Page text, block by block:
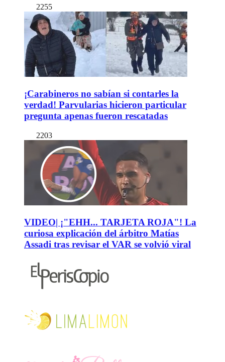
2255
¡Carabineros no sabían si contarles la
verdad! Parvularias hicieron particular
pregunta apenas fueron rescatadas
2203
VIDEO| ¡"EHH... TARJETA ROJA"! La
curiosa explicación del árbitro Matías
Assadi tras revisar el VAR se volvió viral